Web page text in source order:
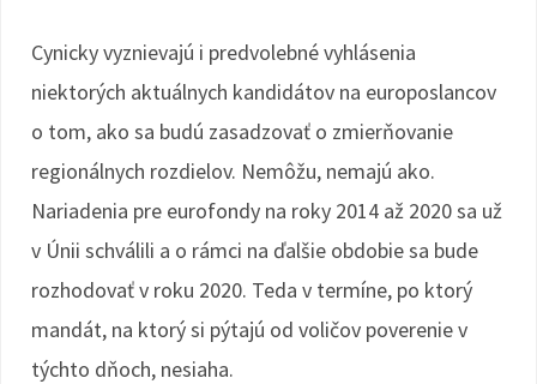
Cynicky vyznievajú i predvolebné vyhlásenia
niektorých aktuálnych kandidátov na europoslancov
o tom, ako sa budú zasadzovať o zmierňovanie
regionálnych rozdielov. Nemôžu, nemajú ako.
Nariadenia pre eurofondy na roky 2014 až 2020 sa už
v Únii schválili a o rámci na ďalšie obdobie sa bude
rozhodovať v roku 2020. Teda v termíne, po ktorý
mandát, na ktorý si pýtajú od voličov poverenie v
týchto dňoch, nesiaha.